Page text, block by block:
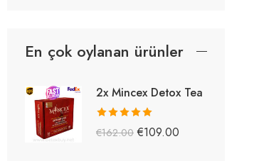
En çok oylanan ürünler
2x Mincex Detox Tea
5 üzerinden
€162.00 €109.00